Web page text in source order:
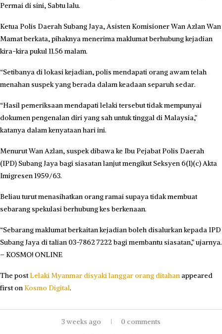
Permai di sini, Sabtu lalu.
Ketua Polis Daerah Subang Jaya, Asisten Komisioner Wan Azlan Wan
Mamat berkata, pihaknya menerima maklumat berhubung kejadian
kira-kira pukul 11.56 malam.
“Setibanya di lokasi kejadian, polis mendapati orang awam telah
menahan suspek yang berada dalam keadaan separuh sedar.
“Hasil pemeriksaan mendapati lelaki tersebut tidak mempunyai
dokumen pengenalan diri yang sah untuk tinggal di Malaysia,”
katanya dalam kenyataan hari ini.
Menurut Wan Azlan, suspek dibawa ke Ibu Pejabat Polis Daerah
(IPD) Subang Jaya bagi siasatan lanjut mengikut Seksyen 6(1)(c) Akta
Imigresen 1959/63.
Beliau turut menasihatkan orang ramai supaya tidak membuat
sebarang spekulasi berhubung kes berkenaan.
“Sebarang maklumat berkaitan kejadian boleh disalurkan kepada IPD
Subang Jaya di talian 03-7862 7222 bagi membantu siasatan,” ujarnya.
– KOSMO! ONLINE
The postLelaki Myanmar disyaki langgar orang ditahan appeared
first on Kosmo Digital.
3 weeks ago 0 comments